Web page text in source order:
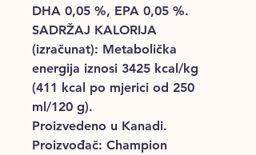
DHA 0,05 %, EPA 0,05 %.
SADRŽAJ KALORIJA
(izračunat): Metabolička
energija iznosi 3425 kcal/kg
(411 kcal po mjerici od 250
ml/120 g).
Proizvedeno u Kanadi.
Proizvođač: Champion